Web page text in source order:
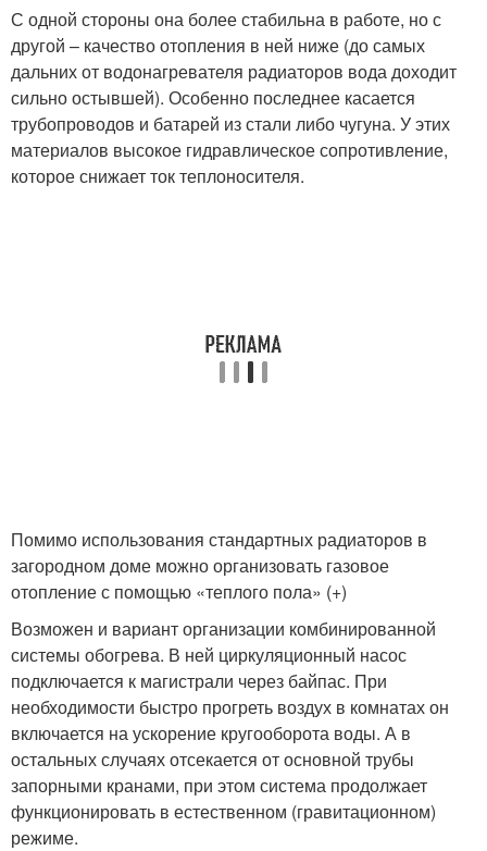
С одной стороны она более стабильна в работе, но с
другой – качество отопления в ней ниже (до самых
дальних от водонагревателя радиаторов вода доходит
сильно остывшей). Особенно последнее касается
трубопроводов и батарей из стали либо чугуна. У этих
материалов высокое гидравлическое сопротивление,
которое снижает ток теплоносителя.
Помимо использования стандартных радиаторов в
загородном доме можно организовать газовое
отопление с помощью «теплого пола» (+)
Возможен и вариант организации комбинированной
системы обогрева. В ней циркуляционный насос
подключается к магистрали через байпас. При
необходимости быстро прогреть воздух в комнатах он
включается на ускорение кругооборота воды. А в
остальных случаях отсекается от основной трубы
запорными кранами, при этом система продолжает
функционировать в естественном (гравитационном)
режиме.